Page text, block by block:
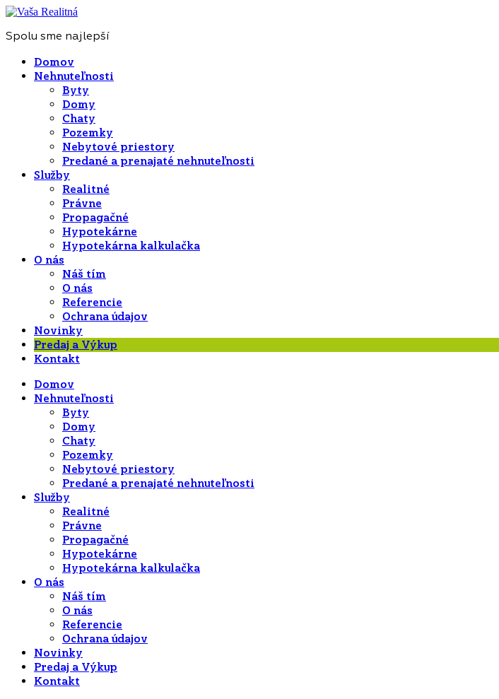
Spolu sme najlepší
Domov
Nehnuteľnosti
Byty
Domy
Chaty
Pozemky
Nebytové priestory
Predané a prenajaté nehnuteľnosti
Služby
Realitné
Právne
Propagačné
Hypotekárne
Hypotekárna kalkulačka
O nás
Náš tím
O nás
Referencie
Ochrana údajov
Novinky
Predaj a Výkup
Kontakt
Domov
Nehnuteľnosti
Byty
Domy
Chaty
Pozemky
Nebytové priestory
Predané a prenajaté nehnuteľnosti
Služby
Realitné
Právne
Propagačné
Hypotekárne
Hypotekárna kalkulačka
O nás
Náš tím
O nás
Referencie
Ochrana údajov
Novinky
Predaj a Výkup
Kontakt